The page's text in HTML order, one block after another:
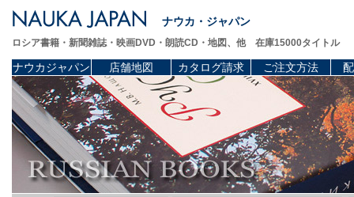
ナウカ・ジャパン
ロシア書籍・新聞雑誌・映画DVD・朗読CD・地図、他 在庫15000タイトル
ナウカジャパン 店舗地図 カタログ請求 ご注文方法